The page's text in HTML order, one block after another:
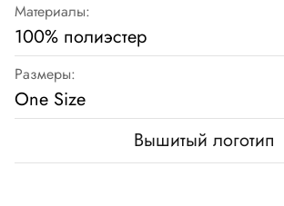
Материалы:
100% полиэстер
Размеры:
One Size
Вышитый логотип